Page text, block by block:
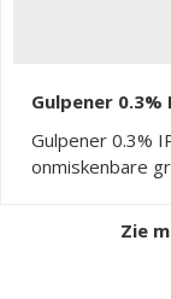
Gulpener 0.3%
Gulpener 0.3%
onmiskenbare
Zie